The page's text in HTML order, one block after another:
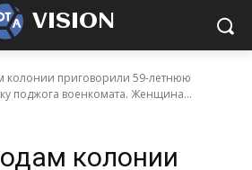
VISION
колонии приговорили 59-летнюю
поджога военкомата. Женщина...
колонии